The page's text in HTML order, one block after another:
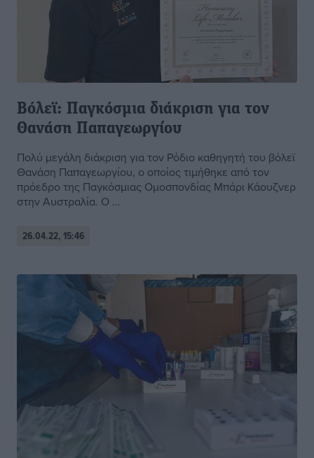
Βόλεϊ: Παγκόσμια διάκριση για τον
Θανάση Παπαγεωργίου
Πολύ μεγάλη διάκριση για τον Ρόδιο καθηγητή του βόλεϊ
Θανάση Παπαγεωργίου, ο οποίος τιμήθηκε από τον
πρόεδρο της Παγκόσμιας Ομοσπονδίας Μπάρι Κάουζνερ
στην Αυστραλία. Ο ...
26.04.22, 15:46